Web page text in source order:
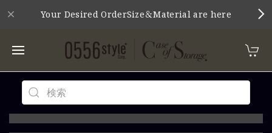
Your Desired OrderSize＆Material are here